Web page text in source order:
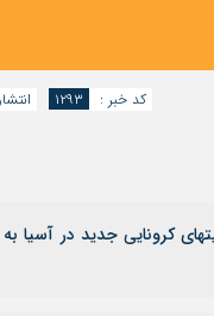
کد خبر : ۱۲۹۳
کرونایی جدید در